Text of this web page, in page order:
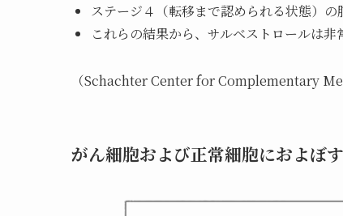
ステージ４（転移まで認められる状態）の
これらの結果から、サルベストロールは非
（Schachter Center for Complementary
がん細胞および正常細胞におよぼ